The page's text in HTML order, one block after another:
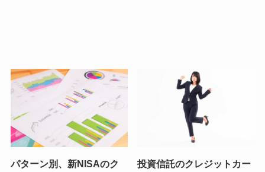
パターン別、新NISAのク
投資信託のクレジットカー